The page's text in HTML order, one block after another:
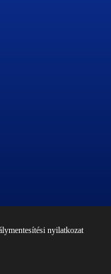
nyilatkozat